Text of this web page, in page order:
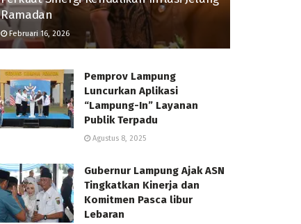
Ramadan
Februari 16, 2026
Pemprov Lampung
Luncurkan Aplikasi
“Lampung-In” Layanan
Publik Terpadu
Agustus 8, 2025
Gubernur Lampung Ajak ASN
Tingkatkan Kinerja dan
Komitmen Pasca libur
Lebaran